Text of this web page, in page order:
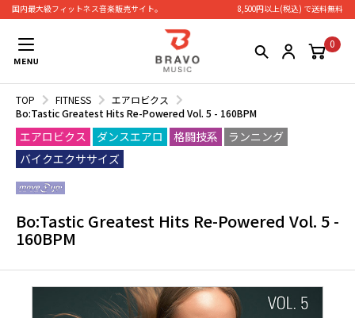
国内最大級フィットネス⾳楽販売サイト。 8,500円以上(税込) で送料無料
0
TOP FITNESS
エアロビクス
Bo:Tastic Greatest Hits Re-Powered Vol. 5 - 160BPM
エアロビクス ダンスエアロ 格闘技系
ランニング
バイクエクササイズ
Bo:Tastic Greatest Hits Re-Powered Vol. 5 -
160BPM